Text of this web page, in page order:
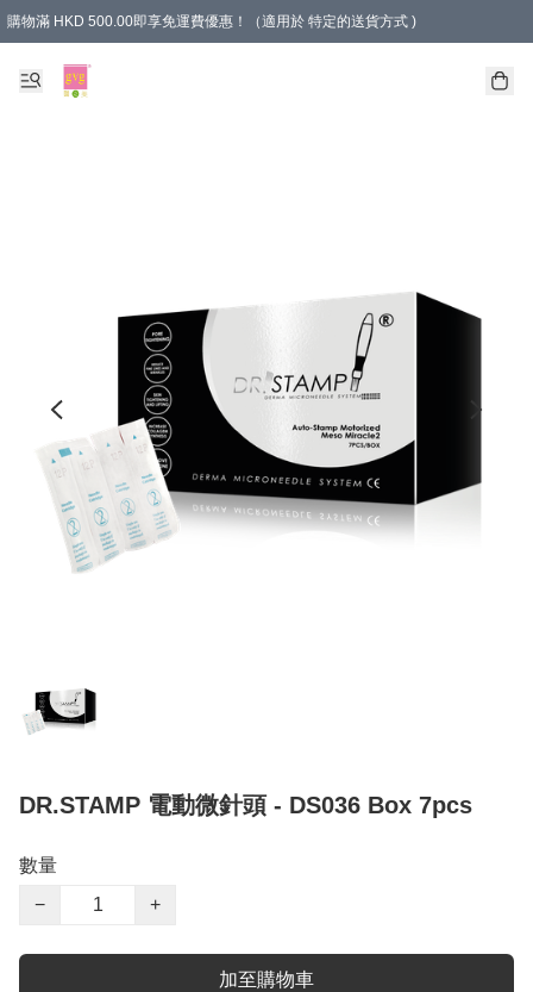
購物滿 HKD 500.00即享免運費優惠！（適用於 特定的送貨方式 )
DR.STAMP 電動微針頭 - DS036 Box 7pcs
數量
−
+
加至購物車